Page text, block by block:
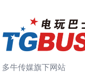
多牛传媒旗下网站